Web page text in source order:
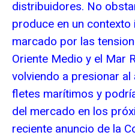
distribuidores. No
produce en un
marcado por las
Oriente Medio y el Mar
volviendo a presionar
fletes marítimos y
del mercado en los
reciente anuncio de la